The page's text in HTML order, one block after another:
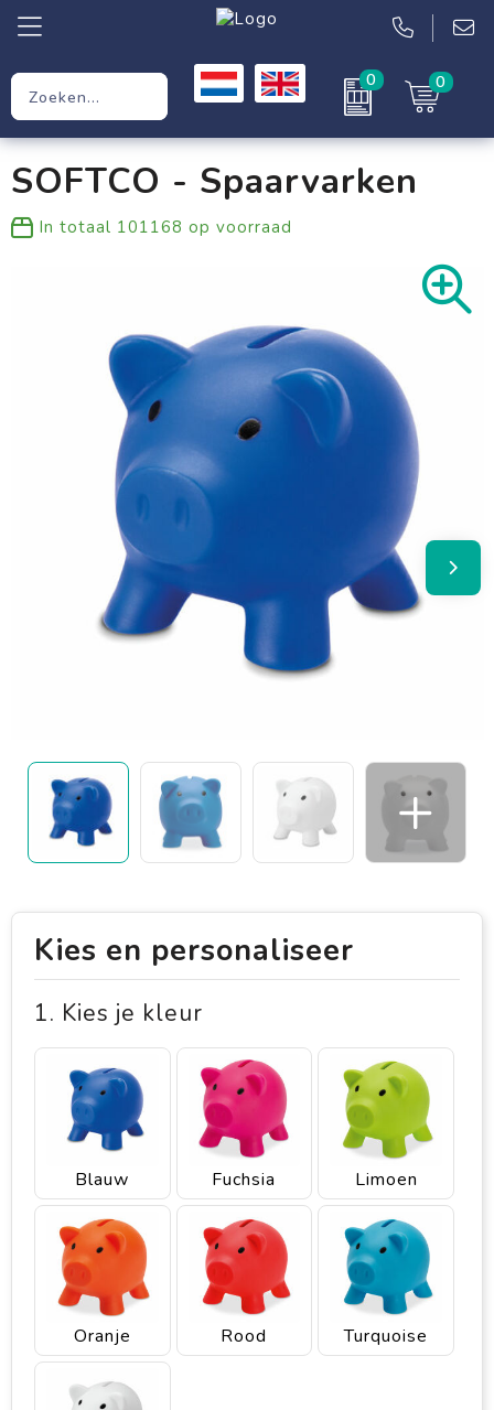
0 0
Werkkleding
Kleding
SOFTCO - Spaarvarken
In totaal 101168 op voorraad
Kies en personaliseer
1. Kies je kleur
Blauw Fuchsia Limoen
Oranje Rood Turquoise